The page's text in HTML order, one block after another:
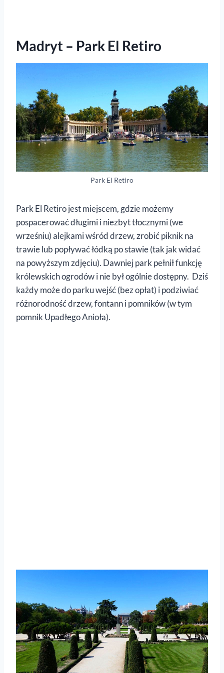
Madryt – Park El Retiro
Park El Retiro
Park El Retiro jest miejscem, gdzie możemy
pospacerować długimi i niezbyt tłocznymi (we
wrześniu) alejkami wśród drzew, zrobić piknik na
trawie lub popływać łódką po stawie (tak jak widać
na powyższym zdjęciu). Dawniej park pełnił funkcję
królewskich ogrodów i nie był ogólnie dostępny. Dziś
każdy może do parku wejść (bez opłat) i podziwiać
różnorodność drzew, fontann i pomników (w tym
pomnik Upadłego Anioła).